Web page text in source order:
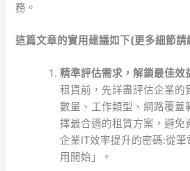
務。
這篇文章的實用建議如下(更多細節請
精準評估需求，解鎖最佳效
租賃前，先詳盡評估企業的
數量、工作類型、網路覆蓋
擇最合適的租賃方案，避免
企業IT效率提升的密碼:從
用開始」。